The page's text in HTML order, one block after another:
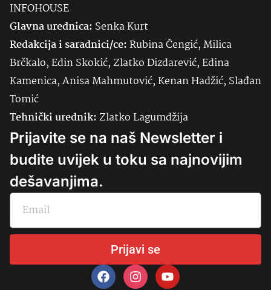
INFOHOUSE
Glavna urednica: SenkaKurt
Redakcija i saradnici/ce:Rubina Čengić, Milica
Brčkalo, Edin Skokić, Zlatko Dizdarević, Edina
Kamenica, Anisa Mahmutović, Kenan Hadžić, Slađan
Tomić
Tehnički urednik:Zlatko Lagumdžija
Prijavite se na naš Newsletter i
budite uvijek u toku sa najnovijim
dešavanjima.
Prijavi se